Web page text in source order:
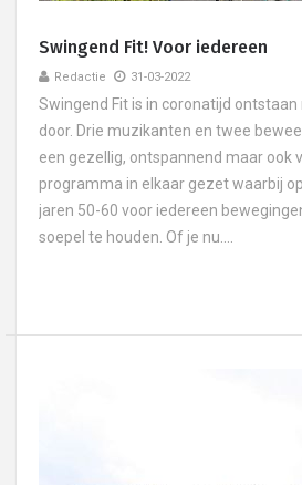
Swingend Fit! Voor iedereen
Redactie 31-03-2022
Swingend Fit is in coronatijd
door. Drie muzikanten en twee
een gezellig, ontspannend maar ook
programma in elkaar gezet waarbij
jaren 50-60 voor iedereen
soepel te houden. Of je nu....